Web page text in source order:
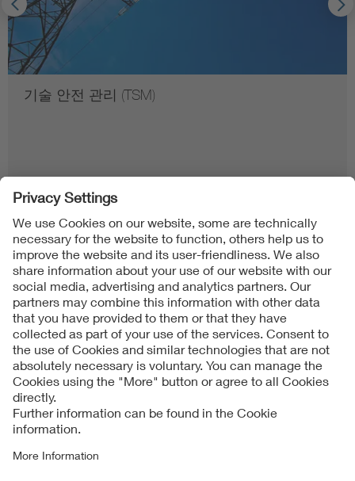
기술 안전 관리 (TSM)
Follow us on
Imprint + Liability